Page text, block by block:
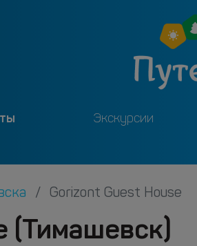
Экскурсии
Gorizont Guest House
(Тимашевск)